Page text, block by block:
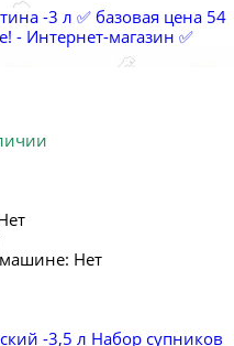
Нет
-3,5 л Набор супников
А-ПЛЮС,
И ЭМАЛИ
21.10.2022
09.10.2022
22.09.2022
17.09.2022